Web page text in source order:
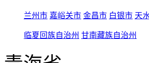
兰州市 嘉峪关市 金昌市 白银市 天
临夏回族自治州 甘南藏族自治州